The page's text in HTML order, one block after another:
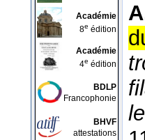
Académie
8e édition
Académie
4e édition
BDLP
Francophonie
BHVF
attestations